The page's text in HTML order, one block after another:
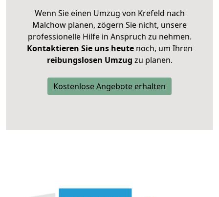
Wenn Sie einen Umzug von Krefeld nach
Malchow planen, zögern Sie nicht, unsere
professionelle Hilfe in Anspruch zu nehmen.
Kontaktieren Sie uns heutenoch, um Ihren
reibungslosen Umzug zu planen.
Kostenlose Angebote erhalten